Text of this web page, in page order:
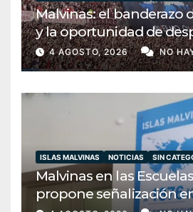
Malvinas: el banderazo
y la oportunidad de
diplomacia soberana
4 AGOSTO, 2026 NO
ISLAS MALVINAS NOTICIAS SIN
Malvinas en las
propone señalización